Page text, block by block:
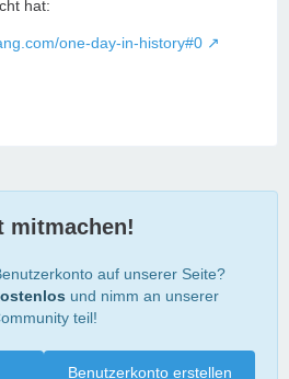
hat:
one-day-in-history#0
mitmachen!
auf unserer Seite?
und nimm an unserer
teil!
Benutzerkonto erstellen